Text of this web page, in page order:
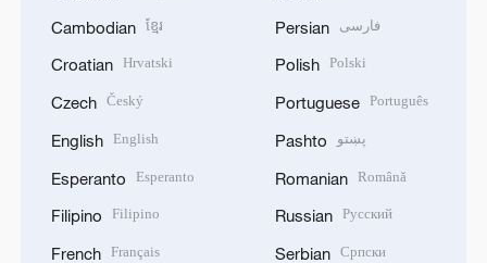
Cambodian ខ្មែរ
Croatian Hrvatski
Czech Český
English English
Esperanto Esperanto
Filipino Filipino
French Français
Persian فارسی
Polish Polski
Portuguese Português
Pashto پښتو
Romanian Română
Russian Русский
Serbian Српски